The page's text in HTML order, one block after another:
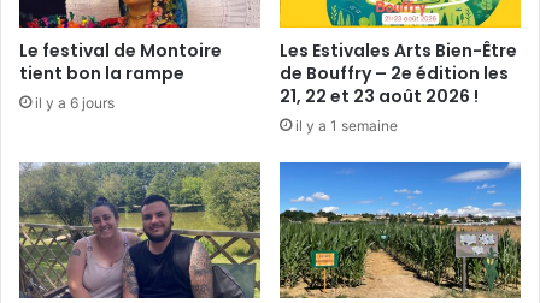
n
e
o
r
u
n
w
e
e
Le festival de Montoire
tient bon la rampe
il y a 6 jours
Les Estivales Arts Bien-Être
de Bouffry – 2e édition les
21, 22 et 23 août 2026 !
il y a 1 semaine